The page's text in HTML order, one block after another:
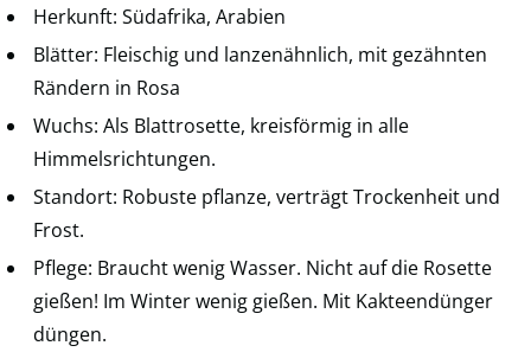
Herkunft: Südafrika, Arabien
Blätter: Fleischig und lanzenähnlich, mit gezähnten
Rändern in Rosa
Wuchs: Als Blattrosette, kreisförmig in alle
Himmelsrichtungen.
Standort: Robuste pflanze, verträgt Trockenheit und
Frost.
Pflege: Braucht wenig Wasser. Nicht auf die Rosette
gießen! Im Winter wenig gießen. Mit Kakteendünger
düngen.